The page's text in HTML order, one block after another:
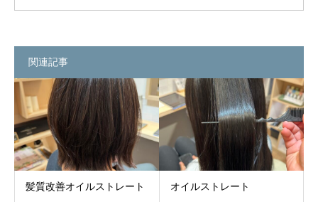
関連記事
髪質改善オイルストレート オイルストレート